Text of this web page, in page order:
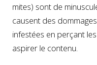
mites) sont de
causent des
infestées en perçant
aspirer le contenu.